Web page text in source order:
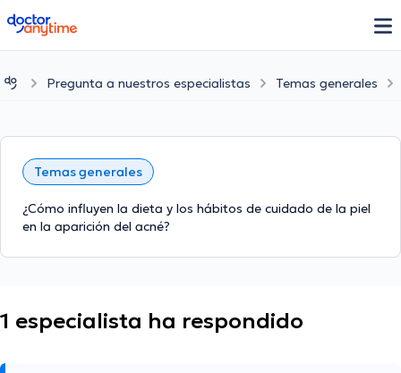
doctoranytime
Pregunta a nuestros especialistas Temas generales
Temas generales
¿Cómo influyen la dieta y los hábitos de cuidado de la piel
en la aparición del acné?
1 especialista ha respondido